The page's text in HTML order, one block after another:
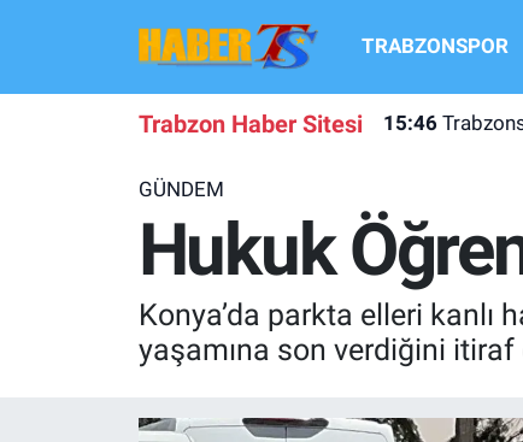
TRABZONSPOR
Trabzon Haber Sitesi 15:46
GÜNDEM
Hukuk
Konya’da parkta elleri kanlı
yaşamına son verdiğini
TRABZONSPOR
TRANSFER HABERLERI
KULİS MEYDANI
Hava Durumu
Süper Lig Puan Durumu ve Fikstür
Tüm Manşetler
Son Dakika Haberleri